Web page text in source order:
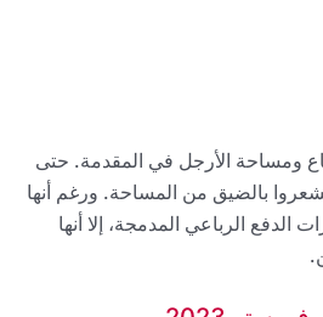
ومساحة الأرجل في المقدمة. حتى
بالضيق من المساحة. ورغم أنها
الدفع الرباعي المدمجة، إلا أنها